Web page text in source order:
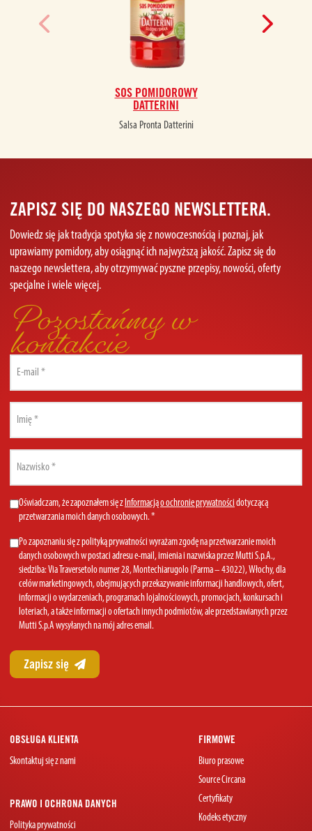
SOS POMIDOROWY
DATTERINI
Salsa Pronta Datterini
ZAPISZ SIĘ DO NASZEGO NEWSLETTERA.
Dowiedz się jak tradycja spotyka się z nowoczesnością i poznaj, jak
uprawiamy pomidory, aby osiągnąć ich najwyższą jakość. Zapisz się do
naszego newslettera, aby otrzymywać pyszne przepisy, nowości, oferty
specjalne i wiele więcej.
Pozostańmy w
kontakcie
(Required)
name
(Required)
name
(Required)
Privacy
Policy
Oświadczam, że zapoznałem się z Informacją o ochronie prywatności dotyczącą
przetwarzania moich danych osobowych. *
Marketing
Consent
Po zapoznaniu się z polityką prywatności wyrażam zgodę na przetwarzanie moich
danych osobowych w postaci adresu e-mail, imienia i nazwiska przez Mutti S.p.A.,
siedziba: Via Traversetolo numer 28, Montechiarugolo (Parma – 43022), Włochy, dla
celów marketingowych, obejmujących przekazywanie informacji handlowych, ofert,
informacji o wydarzeniach, programach lojalnościowych, promocjach, konkursach i
loteriach, a także informacji o ofertach innych podmiotów, ale przedstawianych przez
Mutti S.p.A wysyłanych na mój adres email.
OBSŁUGA KLIENTA
Skontaktuj się z nami
FIRMOWE
Biuro prasowe
Source Circana
Certyfikaty
Kodeks etyczny
PRAWO I OCHRONA DANYCH
Polityka prywatności